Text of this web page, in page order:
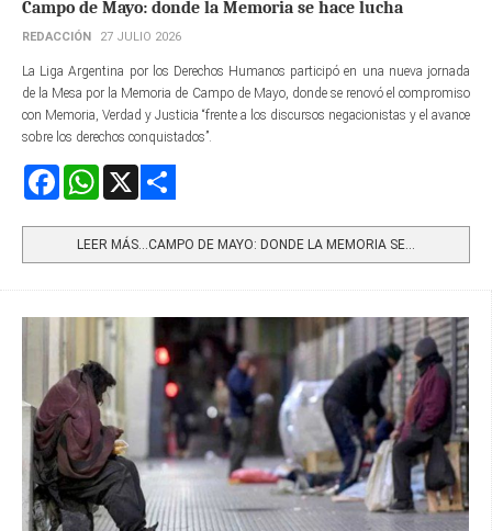
Campo de Mayo: donde la Memoria se hace lucha
REDACCIÓN 27 JULIO 2026
La Liga Argentina por los Derechos Humanos participó en una nueva jornada
de la Mesa por la Memoria de Campo de Mayo, donde se renovó el compromiso
con Memoria, Verdad y Justicia “frente a los discursos negacionistas y el avance
sobre los derechos conquistados”.
FacebookWhatsApp
LEER MÁS…CAMPO DE MAYO: DONDE LA MEMORIA SE...